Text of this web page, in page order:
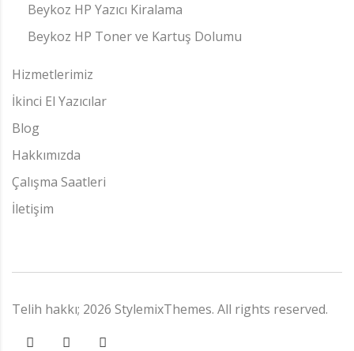
Beykoz HP Yazıcı Kiralama
Beykoz HP Toner ve Kartuş Dolumu
Hizmetlerimiz
İkinci El Yazıcılar
Blog
Hakkımızda
Çalışma Saatleri
İletişim
Telih hakkı; 2026 StylemixThemes. All rights reserved.